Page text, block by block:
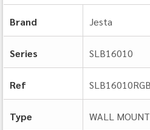
Brand Jesta
Series SLB16010
Ref
Type WALL